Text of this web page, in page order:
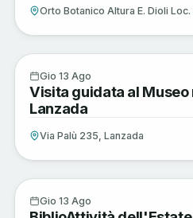
Orto Botanico Altura E. Dioli Loc.
Arte e Cultura
Gio 13 Ago
Visita guidata al
Lanzada
Via Palù 235, Lanzada
Musica e Spettacoli
Gio 13 Ago